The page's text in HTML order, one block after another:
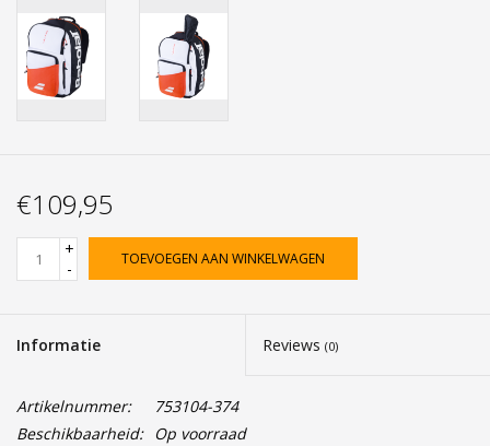
€109,95
+
-
TOEVOEGEN AAN WINKELWAGEN
Informatie Reviews (0)
Artikelnummer:
753104-374
Beschikbaarheid: Op voorraad